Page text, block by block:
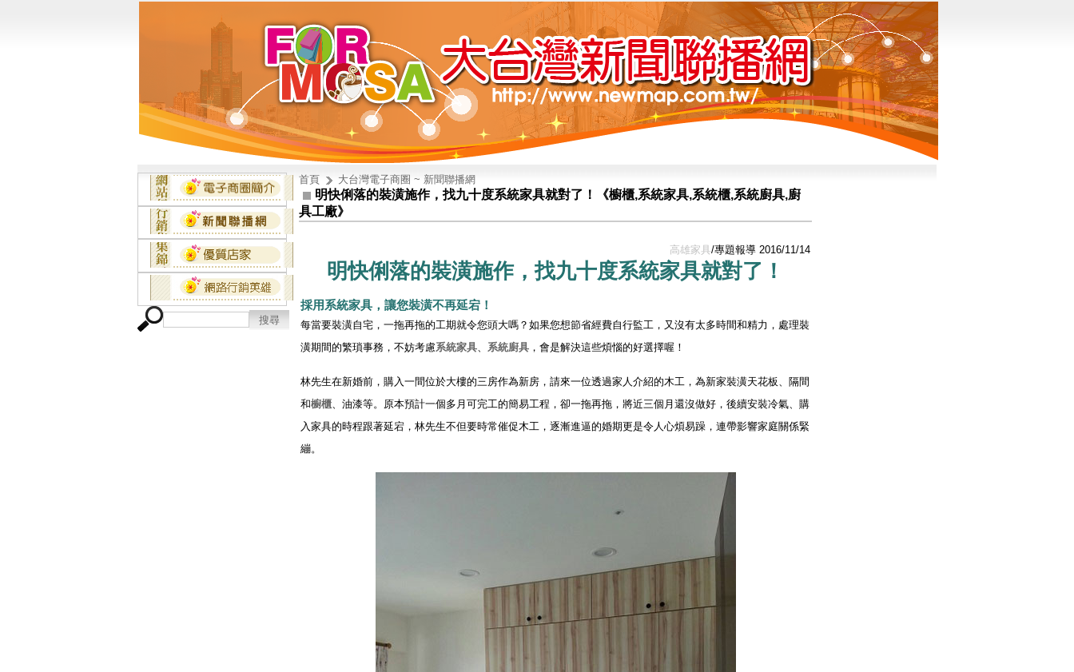
首頁 大台灣電子商圈 ~ 新聞聯播網
明快俐落的裝潢施作，找九十度系統家具就對了！《櫥櫃,系統家具,系統櫃,系統廚具,廚
具工廠》
高雄家具/專題報導 2016/11/14
明快俐落的裝潢施作，找九十度系統家具就對了！
採用系統家具 ，讓您裝潢不再延宕！
每當要裝潢自宅，一拖再拖的工期就令您頭大嗎？如果您想節省經費自行監工，又沒有太多時間和精力，處理裝
潢期間的繁瑣事務，不妨考慮系統家具、 系統廚具 ，會是解決這些煩惱的好選擇喔！
林先生在新婚前，購入一間位於大樓的三房作為新房，請來一位透過家人介紹的木工，為新家裝潢天花板、隔間
和櫥櫃、油漆等。原本預計一個多月可完工的簡易工程，卻一拖再拖，將近三個月還沒做好，後續安裝冷氣、購
入家具的時程跟著延宕，林先生不但要時常催促木工，逐漸進逼的婚期更是令人心煩易躁，連帶影響家庭關係緊
繃。